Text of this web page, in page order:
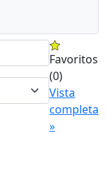
Favoritos
(0)
Vista
completa
»